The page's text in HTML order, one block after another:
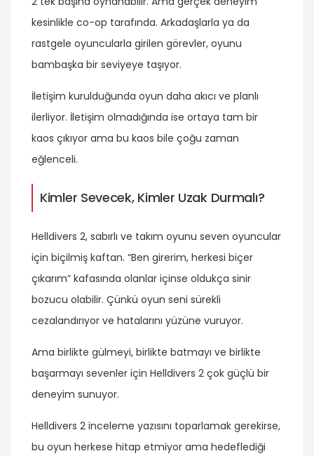
kesinlikle co-op tarafında. Arkadaşlarla ya da
rastgele oyuncularla girilen görevler, oyunu
bambaşka bir seviyeye taşıyor.
İletişim kurulduğunda oyun daha akıcı ve planlı
ilerliyor. İletişim olmadığında ise ortaya tam bir
kaos çıkıyor ama bu kaos bile çoğu zaman
eğlenceli.
Kimler Sevecek, Kimler Uzak Durmalı?
Helldivers 2, sabırlı ve takım oyunu seven oyuncular
için biçilmiş kaftan. “Ben girerim, herkesi biçer
çıkarım” kafasında olanlar içinse oldukça sinir
bozucu olabilir. Çünkü oyun seni sürekli
cezalandırıyor ve hatalarını yüzüne vuruyor.
Ama birlikte gülmeyi, birlikte batmayı ve birlikte
başarmayı sevenler için Helldivers 2 çok güçlü bir
deneyim sunuyor.
Helldivers 2 inceleme yazısını toparlamak gerekirse,
bu oyun herkese hitap etmiyor ama hedeflediği